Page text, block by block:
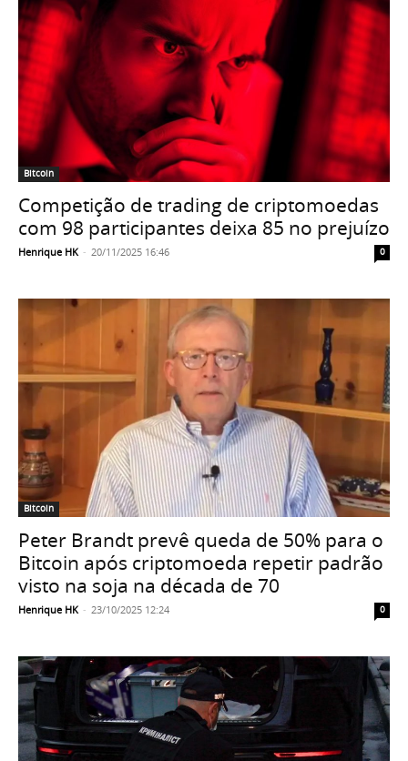
Bitcoin
Competição de trading de criptomoedas
com 98 participantes deixa 85 no prejuízo
Henrique HK - 20/11/2025 16:46 0
Bitcoin
Peter Brandt prevê queda de 50% para o
Bitcoin após criptomoeda repetir padrão
visto na soja na década de 70
Henrique HK - 23/10/2025 12:24 0